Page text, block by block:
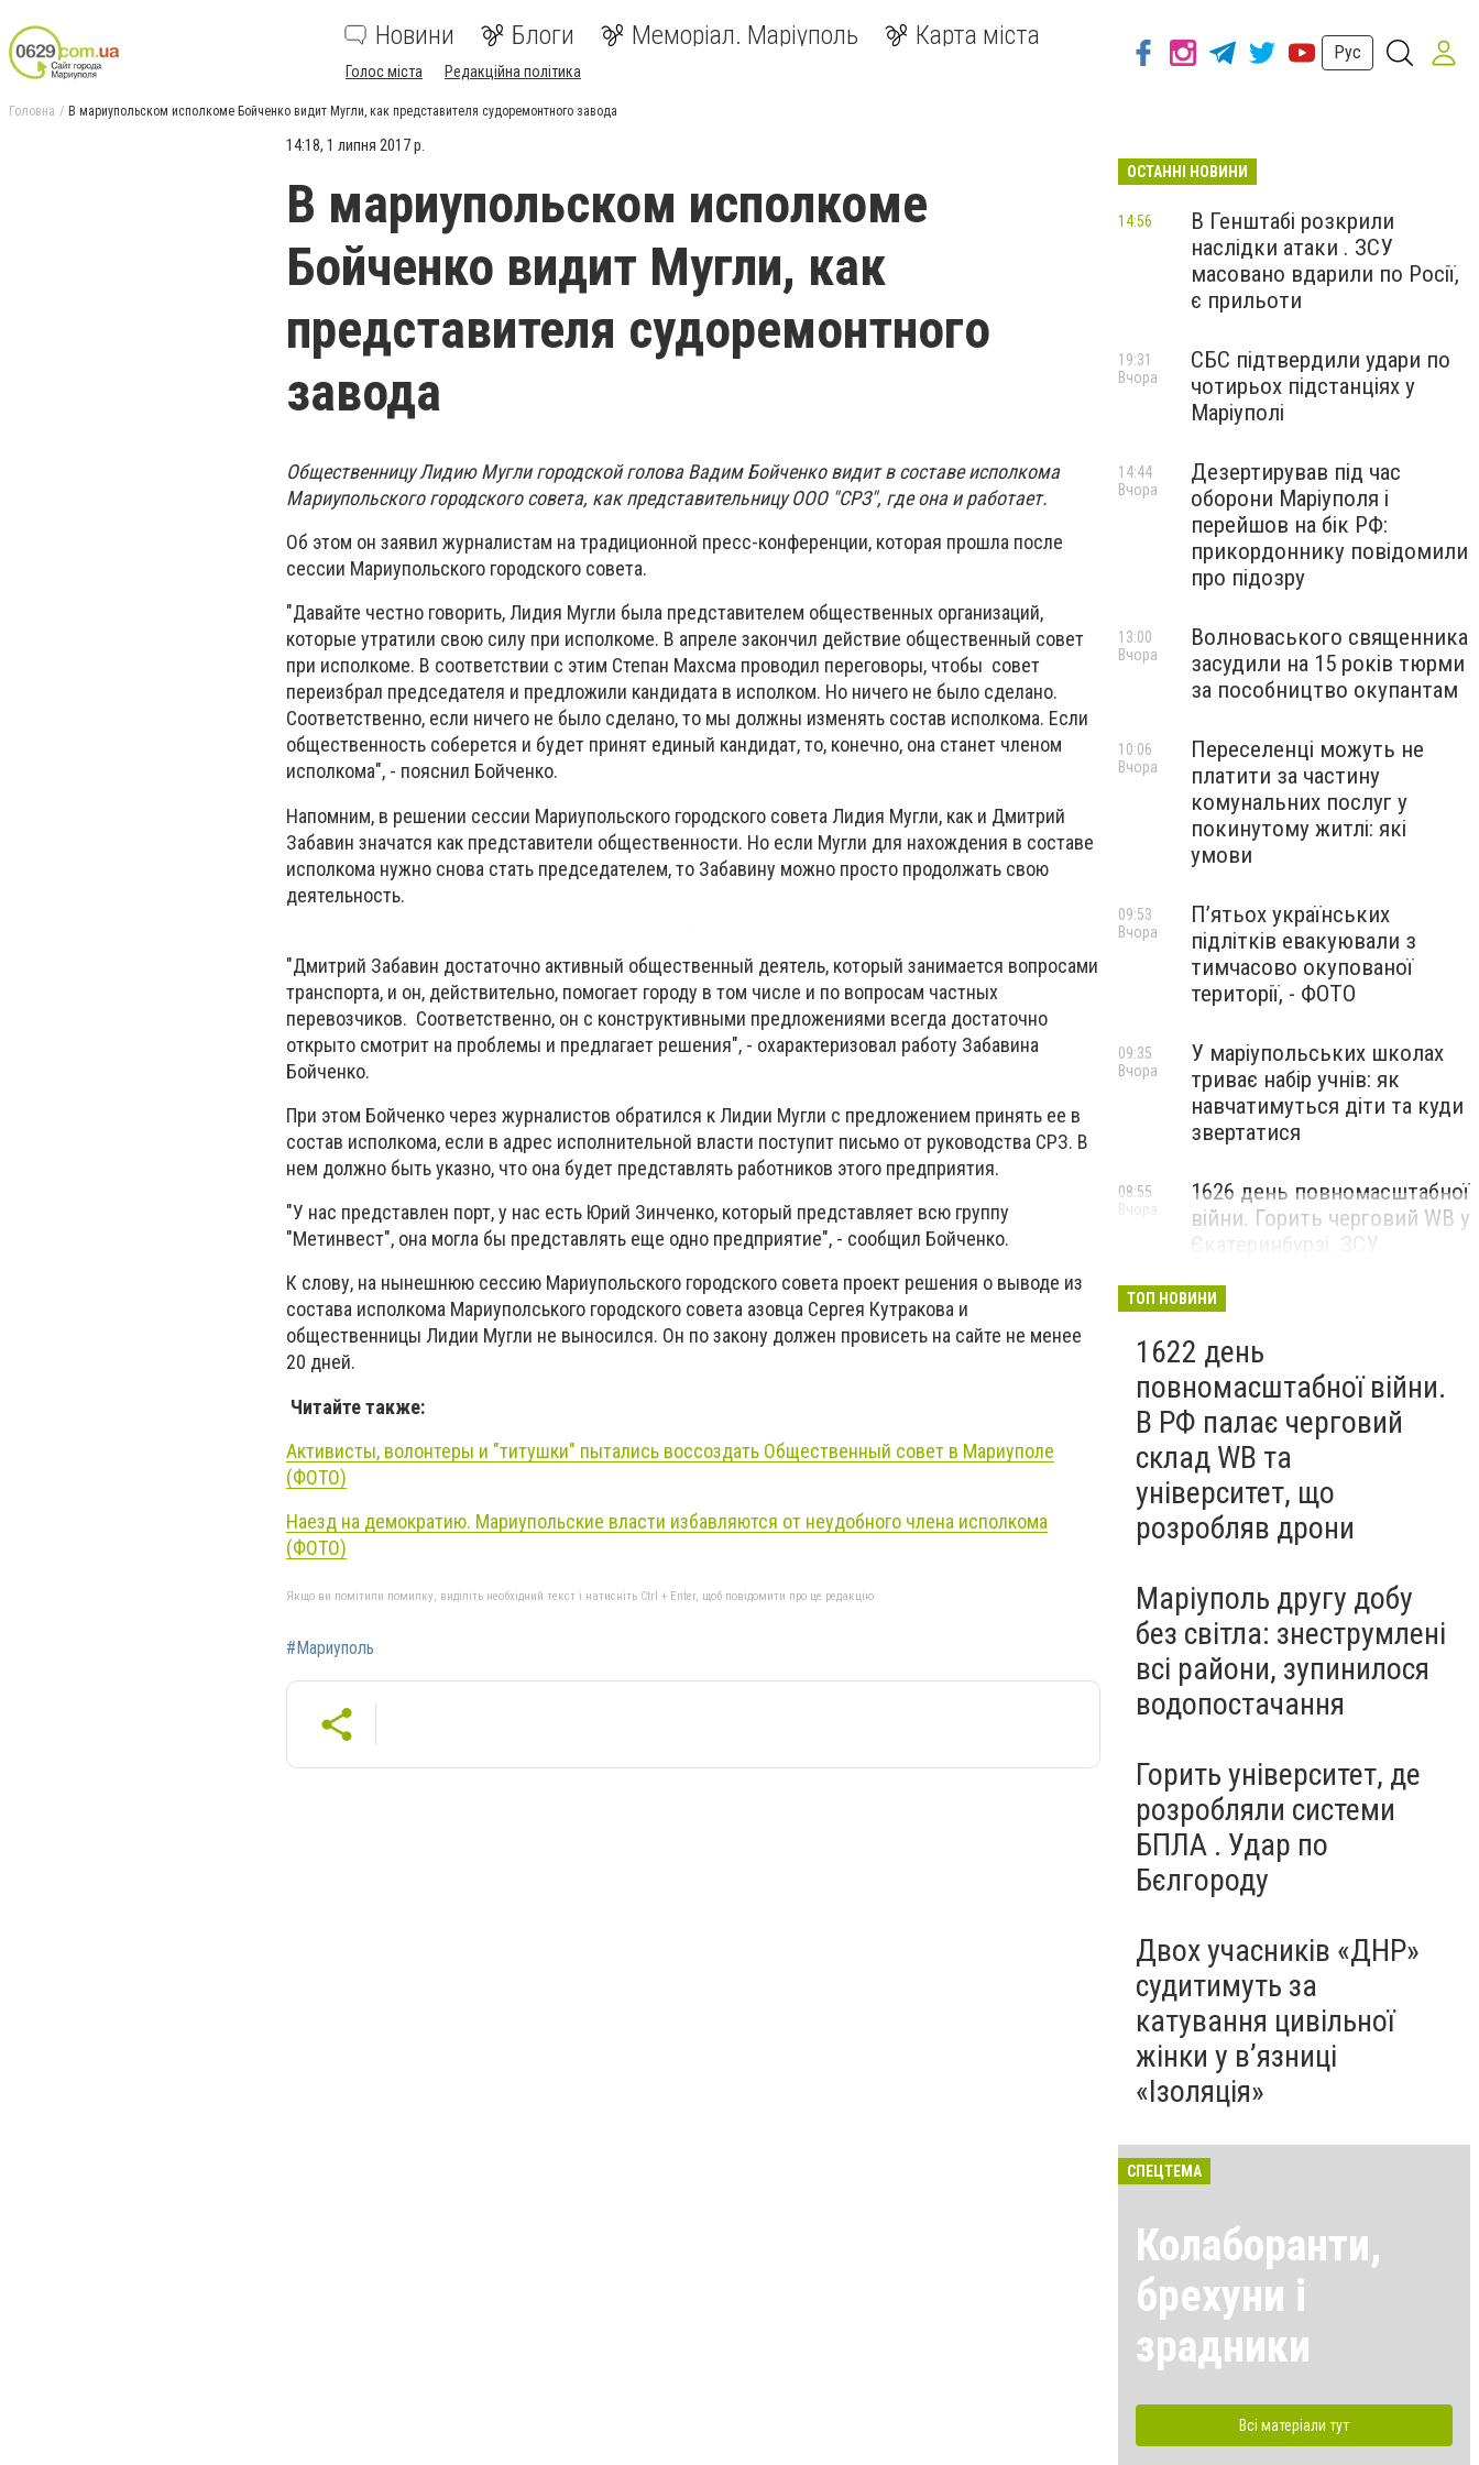
Новини Блоги Меморіал. Маріуполь Карта міста
Голос міста Редакційна політика
Рус
Головна В мариупольском исполкоме Бойченко видит Мугли, как представителя судоремонтного завода
14:18, 1 липня 2017 р.
В мариупольском исполкоме
Бойченко видит Мугли, как
представителя судоремонтного
завода
Общественницу Лидию Мугли городской голова Вадим Бойченко видит в составе исполкома
Мариупольского городского совета, как представительницу ООО "СРЗ", где она и работает.
Об этом он заявил журналистам на традиционной пресс-конференции, которая прошла после
сессии Мариупольского городского совета.
"Давайте честно говорить, Лидия Мугли была представителем общественных организаций,
которые утратили свою силу при исполкоме. В апреле закончил действие общественный совет
при исполкоме. В соответствии с этим Степан Махсма проводил переговоры, чтобы совет
переизбрал председателя и предложили кандидата в исполком. Но ничего не было сделано.
Соответственно, если ничего не было сделано, то мы должны изменять состав исполкома. Если
общественность соберется и будет принят единый кандидат, то, конечно, она станет членом
исполкома", - пояснил Бойченко.
Напомним, в решении сессии Мариупольского городского совета Лидия Мугли, как и Дмитрий
Забавин значатся как представители общественности. Но если Мугли для нахождения в составе
исполкома нужно снова стать председателем, то Забавину можно просто продолжать свою
деятельность.
"Дмитрий Забавин достаточно активный общественный деятель, который занимается вопросами
транспорта, и он, действительно, помогает городу в том числе и по вопросам частных
перевозчиков. Соответственно, он с конструктивными предложениями всегда достаточно
открыто смотрит на проблемы и предлагает решения", - охарактеризовал работу Забавина
Бойченко.
При этом Бойченко через журналистов обратился к Лидии Мугли с предложением принять ее в
состав исполкома, если в адрес исполнительной власти поступит письмо от руководства СРЗ. В
нем должно быть указно, что она будет представлять работников этого предприятия.
"У нас представлен порт, у нас есть Юрий Зинченко, который представляет всю группу
"Метинвест", она могла бы представлять еще одно предприятие", - сообщил Бойченко.
К слову, на нынешнюю сессию Мариупольского городского совета проект решения о выводе из
состава исполкома Мариуполського городского совета азовца Сергея Кутракова и
общественницы Лидии Мугли не выносился. Он по закону должен провисеть на сайте не менее
20 дней.
Читайте также:
Активисты, волонтеры и "титушки" пытались воссоздать Общественный совет в Мариуполе
(ФОТО)
Наезд на демократию. Мариупольские власти избавляются от неудобного члена исполкома
(ФОТО)
Якщо ви помітили помилку, виділіть необхідний текст і натисніть Ctrl + Enter, щоб повідомити про це редакцію
#Мариуполь
ОСТАННІ НОВИНИ
В Генштабі розкрили
наслідки атаки . ЗСУ
масовано вдарили по Росії,
є прильоти
14:56
СБС підтвердили удари по
чотирьох підстанціях у
Маріуполі
19:31
Вчора
Дезертирував під час
оборони Маріуполя і
перейшов на бік РФ:
прикордоннику повідомили
про підозру
14:44
Вчора
Волноваського священника
засудили на 15 років тюрми
за пособництво окупантам
13:00
Вчора
Переселенці можуть не
платити за частину
комунальних послуг у
покинутому житлі: які
умови
10:06
Вчора
П’ятьох українських
підлітків евакуювали з
тимчасово окупованої
території, - ФОТО
09:53
Вчора
У маріупольських школах
триває набір учнів: як
навчатимуться діти та куди
звертатися
09:35
Вчора
1626 день повномасштабної
війни. Горить черговий WB у
Єкатеринбурзі. ЗСУ
Маріуполі
08:55
Вчора
ТОП НОВИНИ
1622 день
повномасштабної війни.
В РФ палає черговий
склад WB та
університет, що
розробляв дрони
Маріуполь другу добу
без світла: знеструмлені
всі райони, зупинилося
водопостачання
Горить університет, де
розробляли системи
БПЛА . Удар по
Бєлгороду
Двох учасників «ДНР»
судитимуть за
катування цивільної
жінки у в’язниці
«Ізоляція»
СПЕЦТЕМА
Колаборанти,
брехуни і
зрадники
Всі матеріали тут